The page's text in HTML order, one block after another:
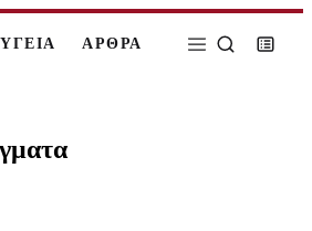
ΥΓΕΙΑ ΑΡΘΡΑ